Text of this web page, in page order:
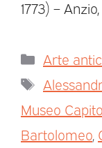
1773) – Anzio,
Arte
Museo
Bartolomeo